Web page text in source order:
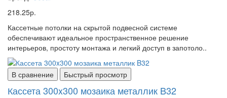
218.25р.
Кассетные потолки на скрытой подвесной системе
обеспечивают идеальное пространственное решение
интерьеров, простоту монтажа и легкий доступ в запотоло..
В сравнение Быстрый просмотр
Кассета 300x300 мозаика металлик B32